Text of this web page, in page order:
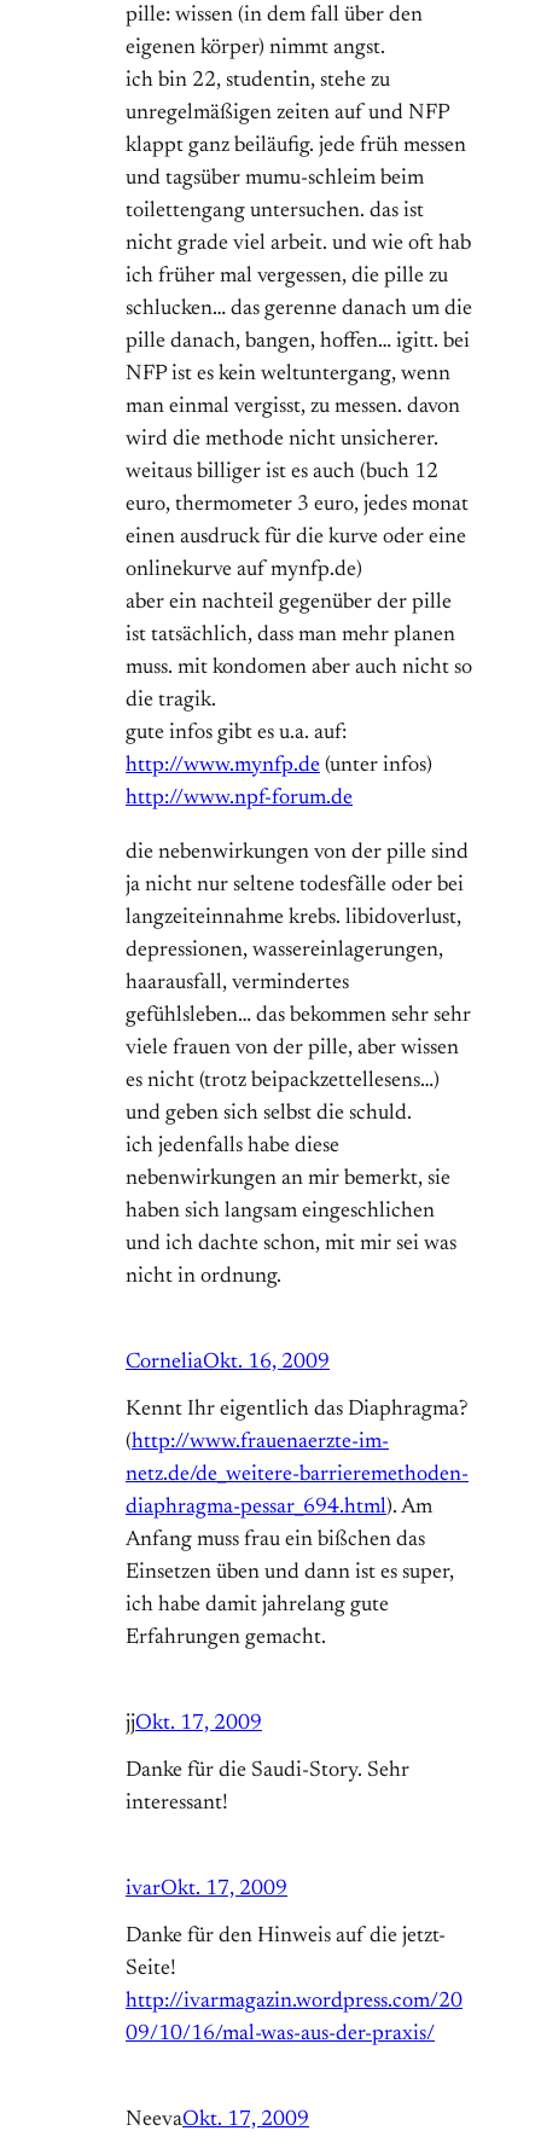
pille: wissen (in dem fall über den
eigenen körper) nimmt angst.
ich bin 22, studentin, stehe zu
unregelmäßigen zeiten auf und NFP
klappt ganz beiläufig. jede früh messen
und tagsüber mumu-schleim beim
toilettengang untersuchen. das ist
nicht grade viel arbeit. und wie oft hab
ich früher mal vergessen, die pille zu
schlucken… das gerenne danach um die
pille danach, bangen, hoffen… igitt. bei
NFP ist es kein weltuntergang, wenn
man einmal vergisst, zu messen. davon
wird die methode nicht unsicherer.
weitaus billiger ist es auch (buch 12
euro, thermometer 3 euro, jedes monat
einen ausdruck für die kurve oder eine
onlinekurve auf mynfp.de)
aber ein nachteil gegenüber der pille
ist tatsächlich, dass man mehr planen
muss. mit kondomen aber auch nicht so
die tragik.
gute infos gibt es u.a. auf:
http://www.mynfp.de (unter infos)
http://www.npf-forum.de
die nebenwirkungen von der pille sind
ja nicht nur seltene todesfälle oder bei
langzeiteinnahme krebs. libidoverlust,
depressionen, wassereinlagerungen,
haarausfall, vermindertes
gefühlsleben… das bekommen sehr sehr
viele frauen von der pille, aber wissen
es nicht (trotz beipackzettellesens…)
und geben sich selbst die schuld.
ich jedenfalls habe diese
nebenwirkungen an mir bemerkt, sie
haben sich langsam eingeschlichen
und ich dachte schon, mit mir sei was
nicht in ordnung.
CorneliaOkt. 16, 2009
Kennt Ihr eigentlich das Diaphragma?
(http://www.frauenaerzte-im-
netz.de/de_weitere-barrieremethoden-
diaphragma-pessar_694.html). Am
Anfang muss frau ein bißchen das
Einsetzen üben und dann ist es super,
ich habe damit jahrelang gute
Erfahrungen gemacht.
jjOkt. 17, 2009
Danke für die Saudi-Story. Sehr
interessant!
ivarOkt. 17, 2009
Danke für den Hinweis auf die jetzt-
Seite!
http://ivarmagazin.wordpress.com/20
09/10/16/mal-was-aus-der-praxis/
NeevaOkt. 17, 2009